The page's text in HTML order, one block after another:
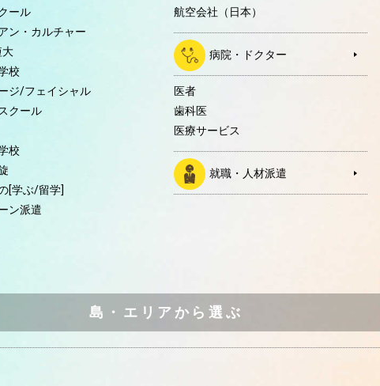
ール
ン・カルチャー
校
ジ/フェイシャル
クール
校
[学ぶ/留学]
ン派遣
航空会社（日本）
病院・ドクター
医者
歯科医
医療サービス
就職・人材派遣
島・エリアから選ぶ